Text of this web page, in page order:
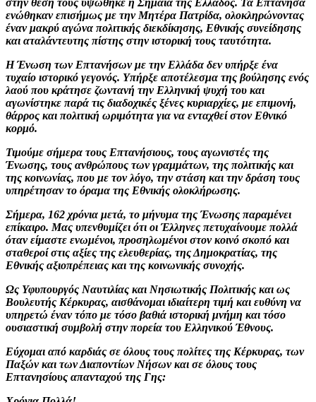
στην θέση τους υψώθηκε η Σημαία της Ελλάδος. Τα Επτάνησα
ενώθηκαν επισήμως με την Μητέρα Πατρίδα, ολοκληρώνοντας
έναν μακρύ αγώνα πολιτικής διεκδίκησης, Εθνικής συνείδησης
και αταλάντευτης πίστης στην ιστορική τους ταυτότητα.
Η Ένωση των Επτανήσων με την Ελλάδα δεν υπήρξε ένα
τυχαίο ιστορικό γεγονός. Υπήρξε αποτέλεσμα της βούλησης ενός
λαού που κράτησε ζωντανή την Ελληνική ψυχή του και
αγωνίστηκε παρά τις διαδοχικές ξένες κυριαρχίες, με επιμονή,
θάρρος και πολιτική ωριμότητα για να ενταχθεί στον Εθνικό
κορμό.
Τιμούμε σήμερα τους Επτανήσιους, τους αγωνιστές της
Ένωσης, τους ανθρώπους των γραμμάτων, της πολιτικής και
της κοινωνίας, που με τον λόγο, την στάση και την δράση τους
υπηρέτησαν το όραμα της Εθνικής ολοκλήρωσης.
Σήμερα, 162 χρόνια μετά, το μήνυμα της Ένωσης παραμένει
επίκαιρο. Μας υπενθυμίζει ότι οι Έλληνες πετυχαίνουμε πολλά
όταν είμαστε ενωμένοι, προσηλωμένοι στον κοινό σκοπό και
σταθεροί στις αξίες της ελευθερίας, της Δημοκρατίας, της
Εθνικής αξιοπρέπειας και της κοινωνικής συνοχής.
Ως Υφυπουργός Ναυτιλίας και Νησιωτικής Πολιτικής και ως
Βουλευτής Κέρκυρας, αισθάνομαι ιδιαίτερη τιμή και ευθύνη να
υπηρετώ έναν τόπο με τόσο βαθιά ιστορική μνήμη και τόσο
ουσιαστική συμβολή στην πορεία του Ελληνικού Έθνους.
Εύχομαι από καρδιάς σε όλους τους πολίτες της Κέρκυρας, των
Παξών και των Διαποντίων Νήσων και σε όλους τους
Επτανησίους απανταχού της Γης: